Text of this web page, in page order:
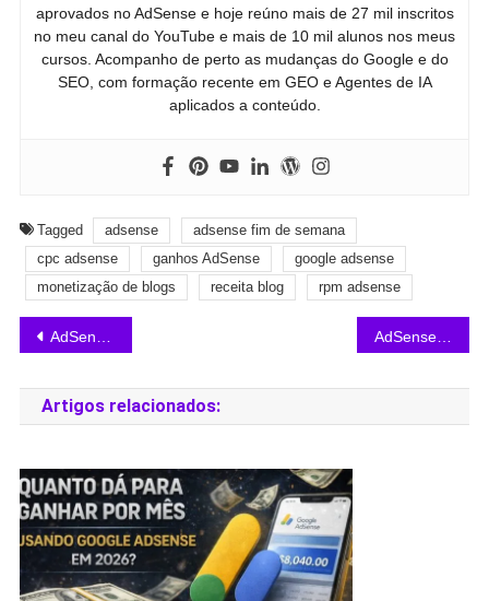
aprovados no AdSense e hoje reúno mais de 27 mil inscritos
no meu canal do YouTube e mais de 10 mil alunos nos meus
cursos. Acompanho de perto as mudanças do Google e do
SEO, com formação recente em GEO e Agentes de IA
aplicados a conteúdo.
Tagged adsense
adsense fim de semana
cpc adsense
ganhos AdSense
google adsense
monetização de blogs
receita blog rpm adsense
AdSense não está mostrando anúncios: causas e como resolver
Artigos relacionados: